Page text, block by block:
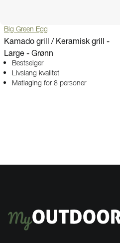
Big Green Egg
Kamado grill / Keramisk grill -
Large - Grønn
Bestselger
Livslang kvalitet
Matlaging for 8 personer